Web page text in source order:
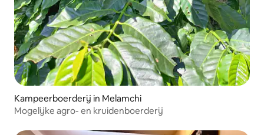
Kampeerboerderij in Melamchi
Mogelijke agro- en kruidenboerderij